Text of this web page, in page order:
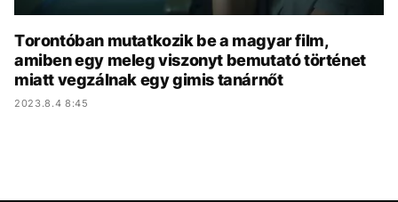
Torontóban mutatkozik be a magyar film,
amiben egy meleg viszonyt bemutató történet
miatt vegzálnak egy gimis tanárnőt
2023.8.4 8:45